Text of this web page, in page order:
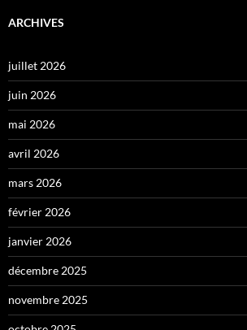
ARCHIVES
juillet 2026
juin 2026
mai 2026
avril 2026
mars 2026
février 2026
janvier 2026
décembre 2025
novembre 2025